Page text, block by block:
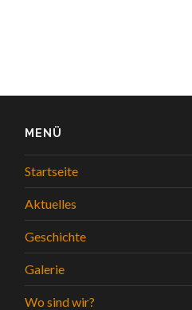
MENÜ
Startseite
Aktuelles
Geschichte
Galerie
Wo sind wir?